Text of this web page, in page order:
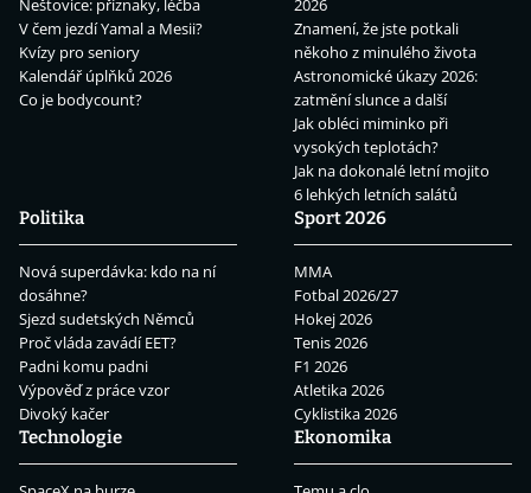
V čem jezdí Yamal a Mesii?
Kvízy pro seniory
Kalendář úplňků 2026
Co je bodycount?
Znamení, že jste potkali
někoho z minulého života
Astronomické úkazy 2026:
zatmění slunce a další
Jak obléci miminko při
vysokých teplotách?
Jak na dokonalé letní mojito
6 lehkých letních salátů
Politika
Nová superdávka: kdo na ní
dosáhne?
Sjezd sudetských Němců
Proč vláda zavádí EET?
Padni komu padni
Výpověď z práce vzor
Divoký kačer
Sport 2026
MMA
Fotbal 2026/27
Hokej 2026
Tenis 2026
F1 2026
Atletika 2026
Cyklistika 2026
Technologie
Ekonomika